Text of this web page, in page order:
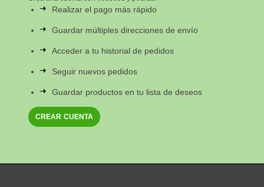
Realizar el pago más rápido
Guardar múltiples direcciones de envío
Acceder a tu historial de pedidos
Seguir nuevos pedidos
Guardar productos en tu lista de deseos
CREAR CUENTA